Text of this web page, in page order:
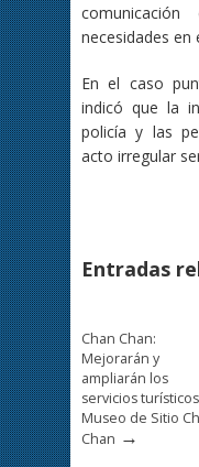
necesidades en
En el caso
indicó que la
policía y las
acto irregular
Entradas
Chan Chan:
Mejorarán y
ampliarán los
servicios
Museo de Sitio
Chan →